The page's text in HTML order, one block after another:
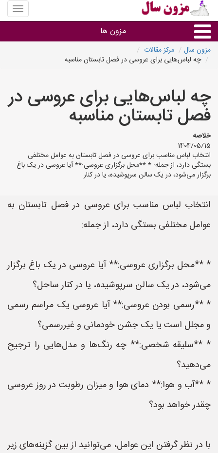
منوی
سایت
سال
مزون ها
گروه ها
استان ها
مزون سال
مرکز مقالات
چه لباس‌هایی برای عروسی در فصل تابستان مناسبه
چه لباس‌هایی برای عروسی در
فصل تابستان مناسبه
خلاصه
1404/05/15
انتخاب لباس مناسب برای عروسی در فصل تابستان به عوامل مختلفی
بستگی دارد، از جمله: * **محل برگزاری عروسی:** آیا عروسی در یک باغ
برگزار می‌شود، در یک سالن سرپوشیده، یا در کنار
انتخاب لباس مناسب برای عروسی در فصل تابستان به
عوامل مختلفی بستگی دارد، از جمله:
* **محل برگزاری عروسی:** آیا عروسی در یک باغ برگزار
می‌شود، در یک سالن سرپوشیده، یا در کنار ساحل؟
* **رسمی بودن عروسی:** آیا عروسی یک مراسم رسمی
و مجلل است یا یک جشن خودمانی و غیررسمی؟
* **سلیقه شخصی:** چه رنگ‌ها و مدل‌هایی را ترجیح
می‌دهید؟
* **آب و هوا:** دمای هوا و میزان رطوبت در روز عروسی
چقدر خواهد بود؟
با در نظر گرفتن این عوامل، می‌توانید از بین گزینه‌های زیر